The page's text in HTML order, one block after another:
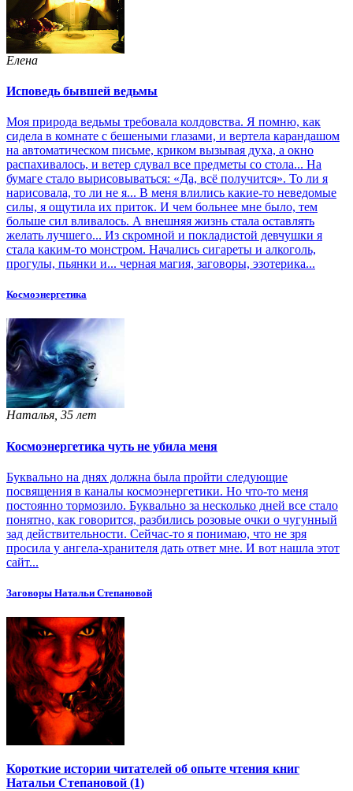
Елена
Исповедь бывшей ведьмы
Моя природа ведьмы требовала колдовства. Я помню, как
сидела в комнате с бешеными глазами, и вертела карандашом
на автоматическом письме, криком вызывая духа, а окно
распахивалось, и ветер сдувал все предметы со стола... На
бумаге стало вырисовываться: «Да, всё получится». То ли я
нарисовала, то ли не я... В меня влились какие-то неведомые
силы, я ощутила их приток. И чем больнее мне было, тем
больше сил вливалось. А внешняя жизнь стала оставлять
желать лучшего... Из скромной и покладистой девчушки я
стала каким-то монстром. Начались сигареты и алкоголь,
прогулы, пьянки и... черная магия, заговоры, эзотерика...
Космоэнергетика
Наталья, 35 лет
Космоэнергетика чуть не убила меня
Буквально на днях должна была пройти следующие
посвящения в каналы космоэнергетики. Но что-то меня
постоянно тормозило. Буквально за несколько дней все стало
понятно, как говорится, разбились розовые очки о чугунный
зад действительности. Сейчас-то я понимаю, что не зря
просила у ангела-хранителя дать ответ мне. И вот нашла этот
сайт...
Заговоры Натальи Степановой
Короткие истории читателей об опыте чтения книг
Натальи Степановой (1)